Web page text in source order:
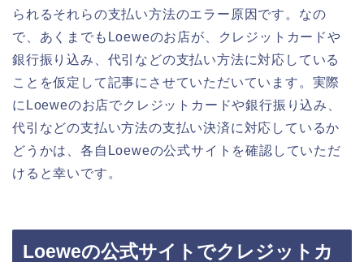
られるそれらの支払い方法のエラー原因です。なの
で、あくまでもLoeweのお店が、クレジットカードや
銀行振り込み、代引などの支払い方法に対応している
ことを仮定して記事にさせていただいています。実際
にLoeweのお店でクレジットカードや銀行振り込み、
代引などの支払い方法の支払い決済に対応しているか
どうかは、各自Loeweの公式サイトを確認していただ
けると幸いです。
Loeweの公式サイトでクレジットカ